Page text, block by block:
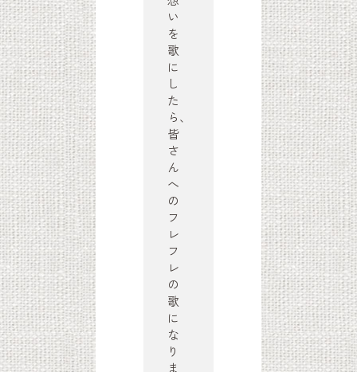
い
を
歌
に
し
た
ら、
皆
さ
ん
へ
の
フ
レ
フ
レ
の
歌
に
な
り
ま